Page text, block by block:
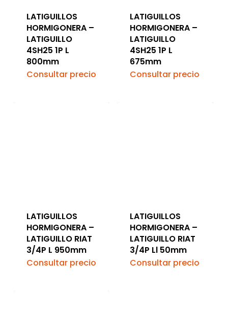
LATIGUILLOS
HORMIGONERA –
LATIGUILLO
4SH25 1P L
800mm
Consultar precio
LATIGUILLOS
HORMIGONERA –
LATIGUILLO
4SH25 1P L
675mm
Consultar precio
LATIGUILLOS
HORMIGONERA –
LATIGUILLO RIAT
3/4P L 950mm
Consultar precio
LATIGUILLOS
HORMIGONERA –
LATIGUILLO RIAT
3/4P Ll 50mm
Consultar precio